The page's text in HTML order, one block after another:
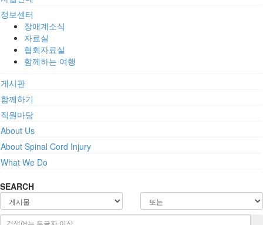
정보센터
장애계소식
자료실
협회자료실
함께하는 여행
게시판
함께하기
직원마당
About Us
About Spinal Cord Injury
What We Do
SEARCH